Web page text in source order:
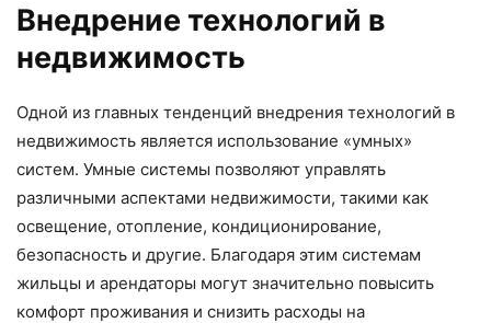
Внедрение технологий в
недвижимость
Одной из главных тенденций внедрения технологий в
недвижимость является использование «умных»
систем. Умные системы позволяют управлять
различными аспектами недвижимости, такими как
освещение, отопление, кондиционирование,
безопасность и другие. Благодаря этим системам
жильцы и арендаторы могут значительно повысить
комфорт проживания и снизить расходы на